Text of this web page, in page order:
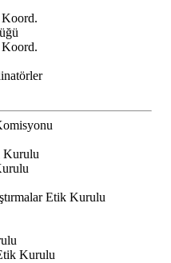
Kurulu
Etik Kurulu
Kurulu